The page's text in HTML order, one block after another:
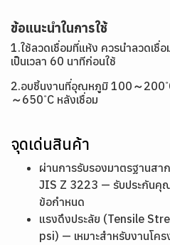
ข้อแนะนำในการใช้
1.ใช้ลวดเชื่อมที่แห้ง ควรนำลวดเ
เป็นเวลา 60 นาทีก่อนใช้
2.อบชิ้นงานที่อุณหภูมิ 100～200
～650 ํC หลังเชื่อม
จุดเด่นสินค้า
ผ่านการรับรองมาตรฐานส
JIS Z 3223 — รับประกันคุ
ข้อกำหนด
แรงดึงประลัย (Tensile
psi) — เหมาะสำหรับงานโค